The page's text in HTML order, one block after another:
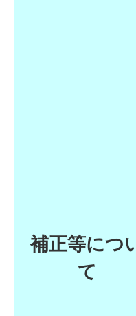
補正等につ
て